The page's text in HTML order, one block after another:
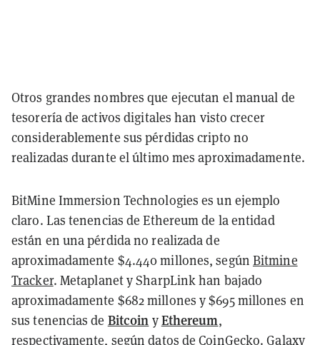
Otros grandes nombres que ejecutan el manual de
tesorería de activos digitales han visto crecer
considerablemente sus pérdidas cripto no
realizadas durante el último mes aproximadamente.
BitMine Immersion Technologies es un ejemplo
claro. Las tenencias de Ethereum de la entidad
están en una pérdida no realizada de
aproximadamente $4.440 millones, según Bitmine
Tracker. Metaplanet y SharpLink han bajado
aproximadamente $682 millones y $695 millones en
sus tenencias de Bitcoin yEthereum,
respectivamente, según datos de CoinGecko. Galaxy